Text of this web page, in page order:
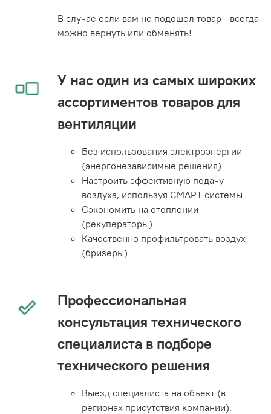
В случае если вам не подошел товар - всегда
можно вернуть или обменять!
У нас один из самых широких
ассортиментов товаров для
вентиляции
Без использования электроэнергии
(энергонезависимые решения)
Настроить эффективную подачу
воздуха, используя СМАРТ системы
Сэкономить на отоплении
(рекуператоры)
Качественно профильтровать воздух
(бризеры)
Профессиональная
консультация технического
специалиста в подборе
технического решения
Выезд специалиста на объект (в
регионах присутствия компании).